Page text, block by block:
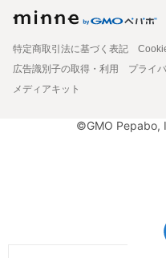
特定商取引法に基づく表記
広告識別子の取得・利用
プライ
メディアキット
©GMO Pepabo,